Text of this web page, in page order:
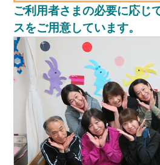
ご利用者さまの必要に応じ
スをご用意しています。